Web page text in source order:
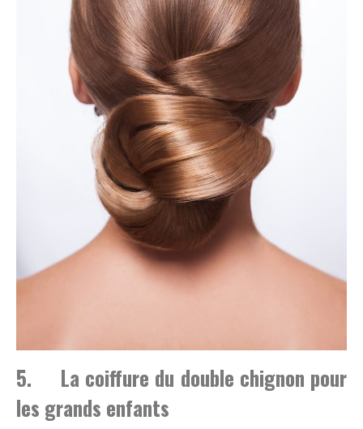
5. La coiffure du double chignon pour
les grands enfants